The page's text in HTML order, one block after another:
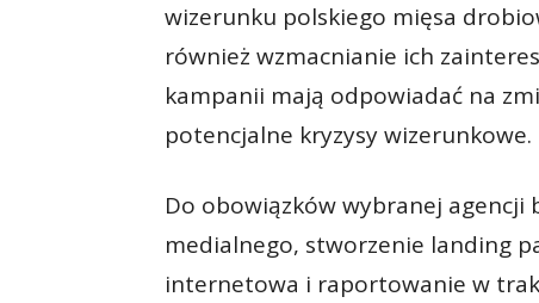
wizerunku polskiego mięsa
również wzmacnianie ich
kampanii mają odpowiadać na
potencjalne kryzysy wizerunkowe.
Do obowiązków wybranej agencji
medialnego, stworzenie landing
internetowa i raportowanie w